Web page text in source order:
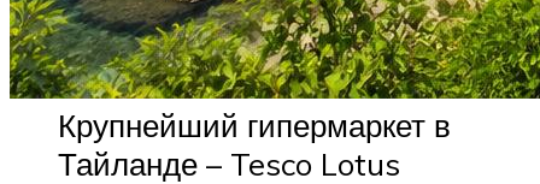
Крупнейший гипермаркет в
Тайланде – Tesco Lotus